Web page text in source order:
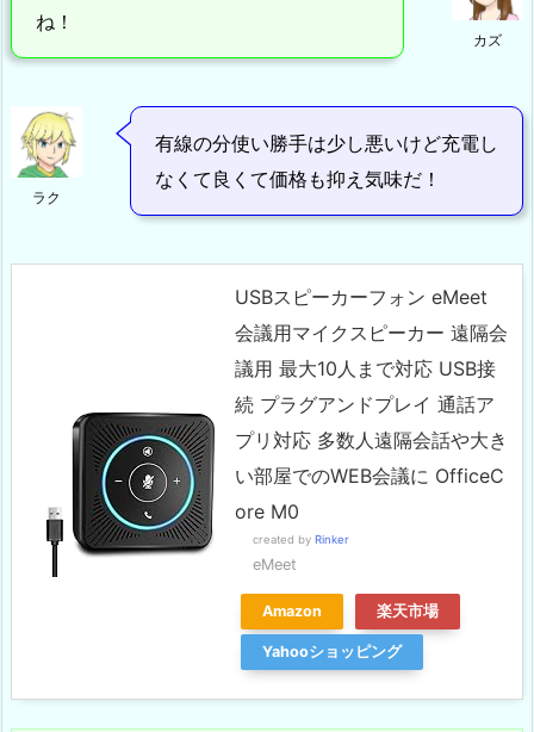
カズ
ね！
ラク
有線の分使い勝手は少し悪いけど充電し
なくて良くて価格も抑え気味だ！
USBスピーカーフォン eMeet
会議用マイクスピーカー 遠隔会
議用 最大10人まで対応 USB接
続 プラグアンドプレイ 通話ア
プリ対応 多数人遠隔会話や大き
い部屋でのWEB会議に OfficeC
ore M0
created by Rinker
eMeet
Amazon 楽天市場
Yahooショッピング